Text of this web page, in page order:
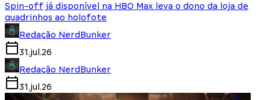
Spin-off já disponível na HBO Max leva o dono da loja de
quadrinhos ao holofote
Redação NerdBunker
31.jul.26
Redação NerdBunker
31.jul.26